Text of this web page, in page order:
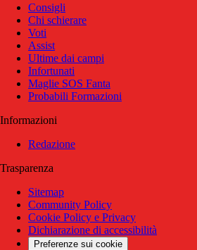
Consigli
Chi schierare
Voti
Assist
Ultime dai campi
Infortunati
Maglie SOS Fanta
Probabili Formazioni
Informazioni
Redazione
Trasparenza
Sitemap
Community Policy
Cookie Policy e Privacy
Dichiarazione di accessibilità
Preferenze sui cookie